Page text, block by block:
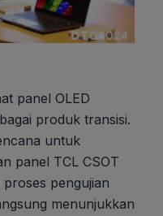
panel OLED
produk transisi.
untuk
panel TCL CSOT
pengujian
menunjukkan